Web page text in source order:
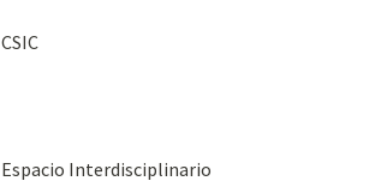
CSIC
Espacio Interdisciplinario